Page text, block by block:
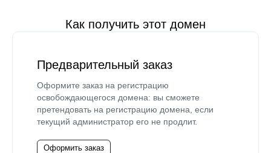
Как получить этот домен
Предварительный заказ
Оформите заказ на регистрацию
освобождающегося домена: вы сможете
претендовать на регистрацию домена, если
текущий администратор его не продлит.
Оформить заказ